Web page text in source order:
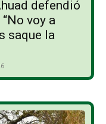
defendió
voy a
saque la